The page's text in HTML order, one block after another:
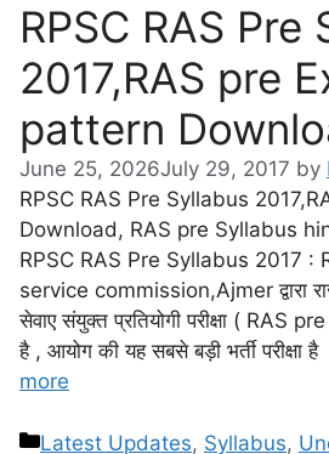
RPSC RAS Pre
2017,RAS pre
pattern
June 25, 2026July 29, 2017 by
RPSC RAS Pre Syllabus
Download, RAS pre Syllabus
RPSC RAS Pre Syllabus 2017 :
service commission,Ajmer द्वारा
सेवाए संयुक्त प्रतियोगी परीक्षा ( RAS
है , आयोग की यह सबसे बड़ी भर्ती परीक्षा
more
Latest Updates, Syllabus,